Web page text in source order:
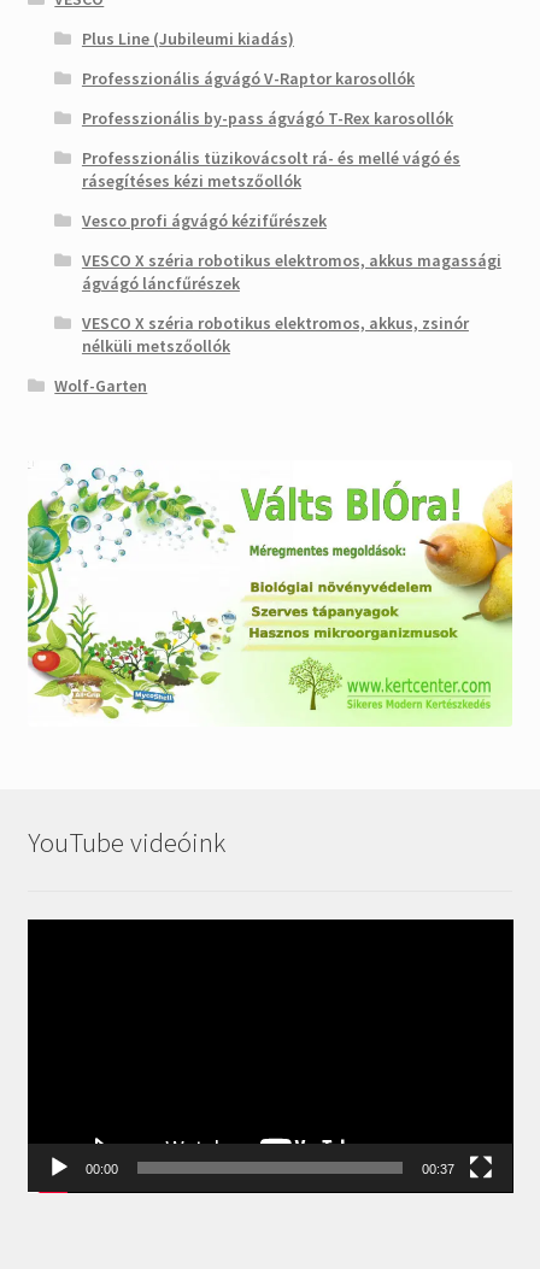
Plus Line (Jubileumi kiadás)
Professzionális ágvágó V-Raptor karosollók
Professzionális by-pass ágvágó T-Rex karosollók
Professzionális tüzikovácsolt rá- és mellé vágó és
rásegítéses kézi metszőollók
Vesco profi ágvágó kézifűrészek
VESCO X széria robotikus elektromos, akkus magassági
ágvágó láncfűrészek
VESCO X széria robotikus elektromos, akkus, zsinór
nélküli metszőollók
Wolf-Garten
YouTube videóink
00:00 00:37